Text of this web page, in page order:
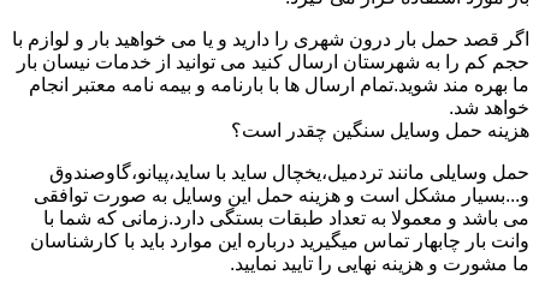
اگر قصد حمل بار درون شهری را دارید و یا می خواهید بار و لوازم با
حجم کم را به شهرستان ارسال کنید می توانید از خدمات نیسان بار
ما بهره مند شوید.تمام ارسال ها با بارنامه و بیمه نامه معتبر انجام
خواهد شد.
هزینه حمل وسایل سنگین چقدر است؟
حمل وسایلی مانند تردمیل،یخچال ساید با ساید،پیانو،گاوصندوق
و...بسیار مشکل است و هزینه حمل این وسایل به صورت توافقی
می باشد و معمولا به تعداد طبقات بستگی دارد.زمانی که شما با
وانت بار چابهار تماس میگیرید درباره این موارد باید با کارشناسان
ما مشورت و هزینه نهایی را تایید نمایید.